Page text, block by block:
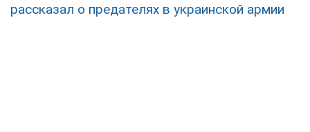
рассказал о предателях в украинской армии